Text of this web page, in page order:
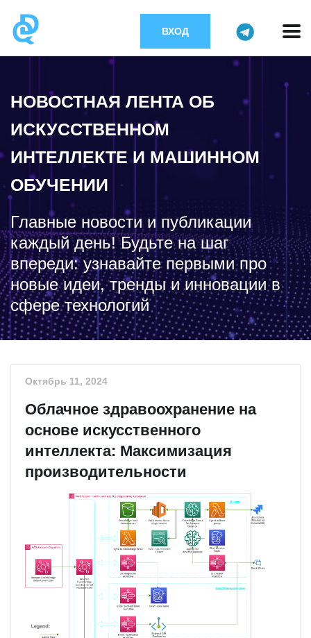
ВХОД
НОВОСТНАЯ ЛЕНТА ОБ
ИСКУССТВЕННОМ
ИНТЕЛЛЕКТЕ И МАШИННОМ
ОБУЧЕНИИ
Главные новости и публикации
каждый день! Будьте на шаг
впереди: узнавайте первыми про
новые идеи, тренды и инновации в
сфере технологий
Октябрь 11, 2024
Облачное здравоохранение на
основе искусственного
интеллекта: Максимизация
производительности